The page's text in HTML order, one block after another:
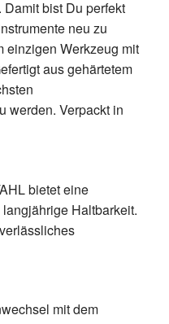
bist Du perfekt
neu zu
einzigen Werkzeug mit
aus gehärtetem
werden. Verpackt in
bietet eine
Haltbarkeit.
mit dem